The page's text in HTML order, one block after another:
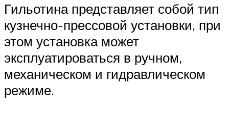
Гильотина представляет собой тип
кузнечно-прессовой установки, при
этом установка может
эксплуатироваться в ручном,
механическом и гидравлическом
режиме.